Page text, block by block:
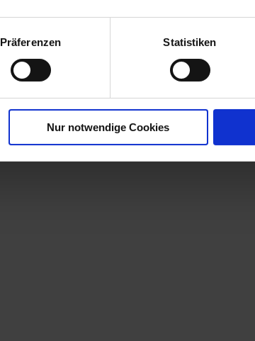
Präferenzen Statistiken
Nur notwendige Cookies